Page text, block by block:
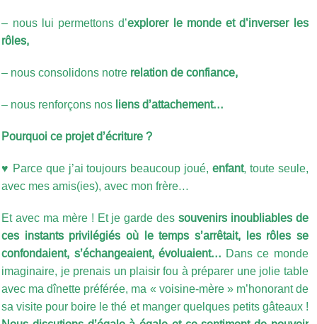
– nous lui permettons d’explorer le monde et d’inverser les
rôles,
– nous consolidons notre relation de confiance,
– nous renforçons nos liens d’attachement…
Pourquoi ce projet d’écriture ?
♥ Parce que j’ai toujours beaucoup joué,enfant, toute seule,
avec mes amis(ies), avec mon frère…
Et avec ma mère ! Et je garde dessouvenirs inoubliables de
ces instants privilégiés où le temps s’arrêtait, les rôles se
confondaient, s’échangeaient, évoluaient… Dans ce monde
imaginaire, je prenais un plaisir fou à préparer une jolie table
avec ma dînette préférée, ma « voisine-mère » m’honorant de
sa visite pour boire le thé et manger quelques petits gâteaux !